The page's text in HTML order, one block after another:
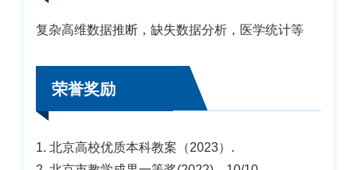
复杂高维数据推断，缺失数据分析，医学统计等
荣誉奖励
1. 北京高校优质本科教案（2023）.